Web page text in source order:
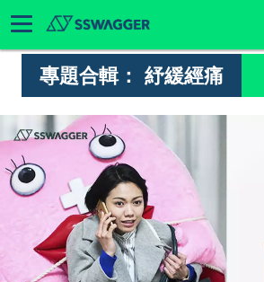
專題合輯： 紓緩經痛